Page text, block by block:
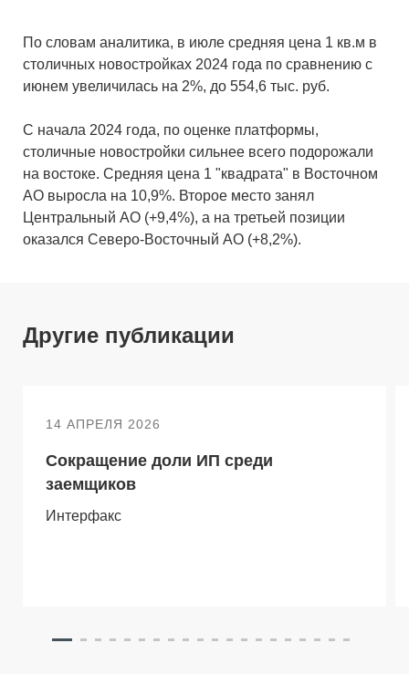
По словам аналитика, в июле средняя цена 1 кв.м в
столичных новостройках 2024 года по сравнению с
июнем увеличилась на 2%, до 554,6 тыс. руб.
С начала 2024 года, по оценке платформы,
столичные новостройки сильнее всего подорожали
на востоке. Средняя цена 1 "квадрата" в Восточном
АО выросла на 10,9%. Второе место занял
Центральный АО (+9,4%), а на третьей позиции
оказался Северо-Восточный АО (+8,2%).
Другие публикации
14 АПРЕЛЯ 2026
Сокращение доли ИП среди
заемщиков
Интерфакс